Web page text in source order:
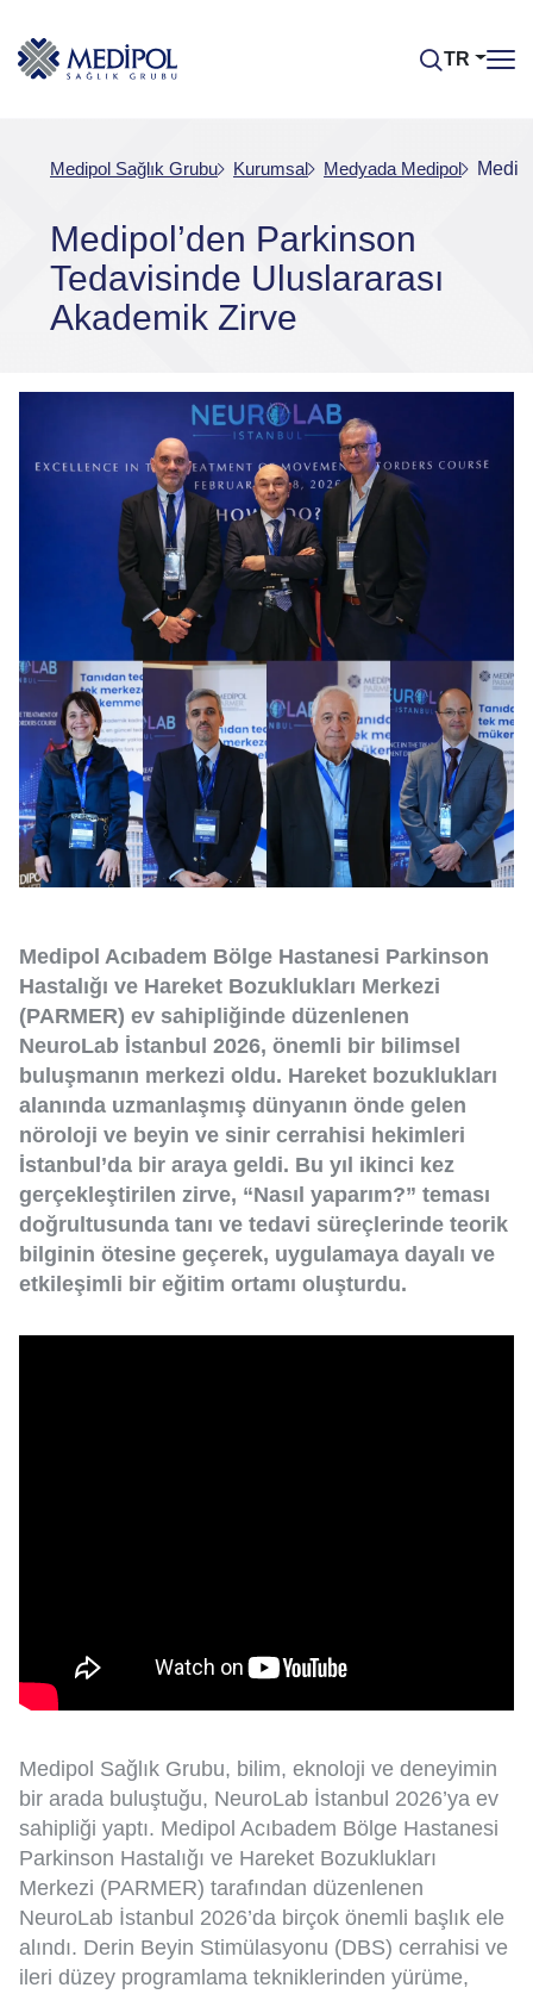
TR
Medipol Sağlık Grubu Kurumsal Medyada Medipol
Medipol’den Parkinson
Tedavisinde Uluslararası
Akademik Zirve
Medipol Acıbadem Bölge Hastanesi Parkinson
Hastalığı ve Hareket Bozuklukları Merkezi
(PARMER) ev sahipliğinde düzenlenen
NeuroLab İstanbul 2026, önemli bir bilimsel
buluşmanın merkezi oldu. Hareket bozuklukları
alanında uzmanlaşmış dünyanın önde gelen
nöroloji ve beyin ve sinir cerrahisi hekimleri
İstanbul’da bir araya geldi. Bu yıl ikinci kez
gerçekleştirilen zirve, “Nasıl yaparım?” teması
doğrultusunda tanı ve tedavi süreçlerinde teorik
bilginin ötesine geçerek, uygulamaya dayalı ve
etkileşimli bir eğitim ortamı oluşturdu.
Medipol Sağlık Grubu, bilim, eknoloji ve deneyimin
bir arada buluştuğu, NeuroLab İstanbul 2026’ya ev
sahipliği yaptı. Medipol Acıbadem Bölge Hastanesi
Parkinson Hastalığı ve Hareket Bozuklukları
Merkezi (PARMER) tarafından düzenlenen
NeuroLab İstanbul 2026’da birçok önemli başlık ele
alındı. Derin Beyin Stimülasyonu (DBS) cerrahisi ve
ileri düzey programlama tekniklerinden yürüme,